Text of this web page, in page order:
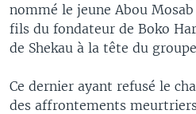
nommé le jeune Abou
fils du fondateur de Boko
de Shekau à la tête du
Ce dernier ayant refusé le
des affrontements